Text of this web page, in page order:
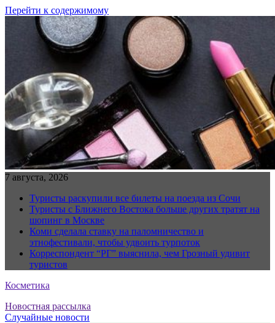
Перейти к содержимому
7 августа, 2026
Туристы раскупили все билеты на поезда из Сочи
Туристы с Ближнего Востока больше других тратят на
шопинг в Москве
Коми сделала ставку на паломничество и
этнофестивали, чтобы удвоить турпоток
Корреспондент “РГ” выяснила, чем Грозный удивит
туристов
Косметика
Новостная рассылка
Случайные новости